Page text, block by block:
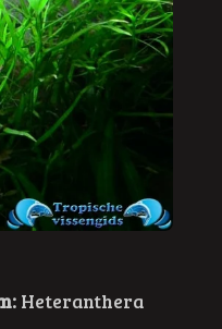
Heteranthera